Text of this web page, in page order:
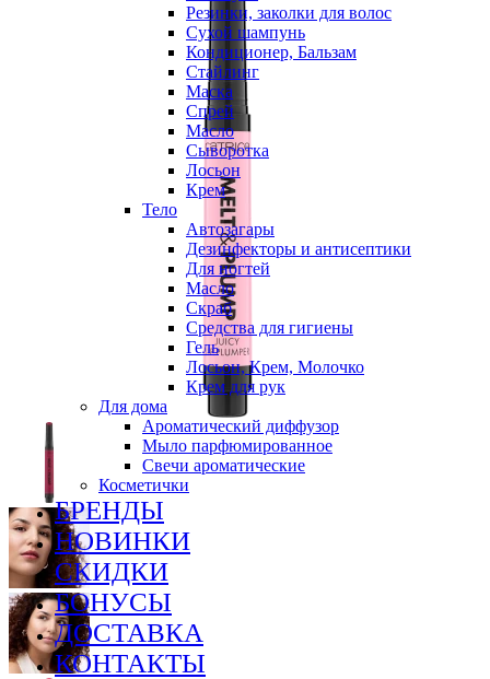
Резинки, заколки для волос
Сухой шампунь
Кондиционер, Бальзам
Стайлинг
Маска
Спрей
Масло
Сыворотка
Лосьон
Крем
Тело
Автозагары
Дезинфекторы и антисептики
Для ногтей
Масло
Скраб
Средства для гигиены
Гель
Лосьон, Крем, Молочко
Крем для рук
Для дома
Ароматический диффузор
Мыло парфюмированное
Свечи ароматические
Косметички
БРЕНДЫ
НОВИНКИ
СКИДКИ
БОНУСЫ
ДОСТАВКА
КОНТАКТЫ